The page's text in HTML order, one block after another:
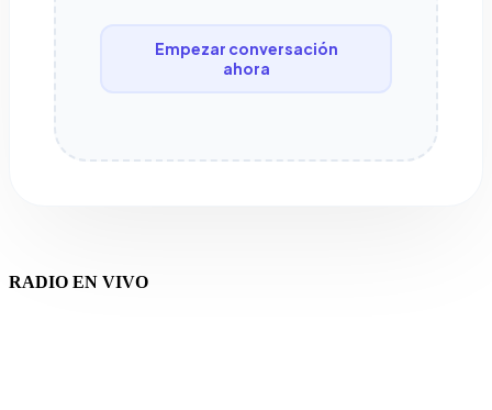
Empezar conversación
ahora
RADIO EN VIVO